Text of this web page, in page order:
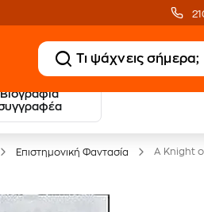
Βιογραφία
20 € Public επιστροφή
με Snappi
Επιστημονική Φαντασία A Knight